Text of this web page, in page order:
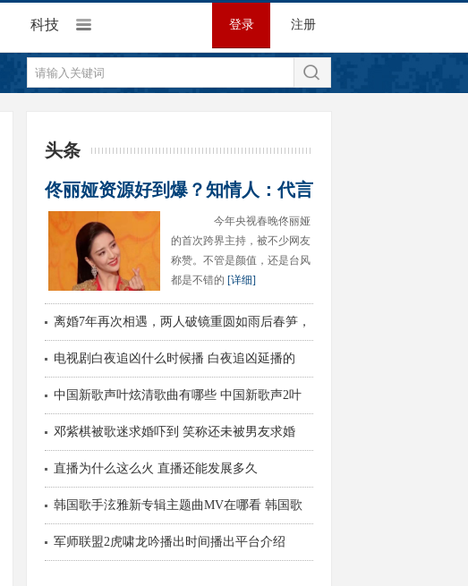
科技 登录 注册
头条
佟丽娅资源好到爆？知情人：代言
特别
今年央视春晚佟丽娅
的首次跨界主持，被不少网友
称赞。不管是颜值，还是台风
都是不错的 [详细]
离婚7年再次相遇，两人破镜重圆如雨后春笋，
现
电视剧白夜追凶什么时候播 白夜追凶延播的
中国新歌声叶炫清歌曲有哪些 中国新歌声2叶
邓紫棋被歌迷求婚吓到 笑称还未被男友求婚
直播为什么这么火 直播还能发展多久
韩国歌手泫雅新专辑主题曲MV在哪看 韩国歌
军师联盟2虎啸龙吟播出时间播出平台介绍